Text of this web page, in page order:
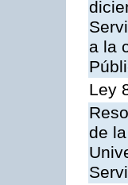
a la
Ley
de